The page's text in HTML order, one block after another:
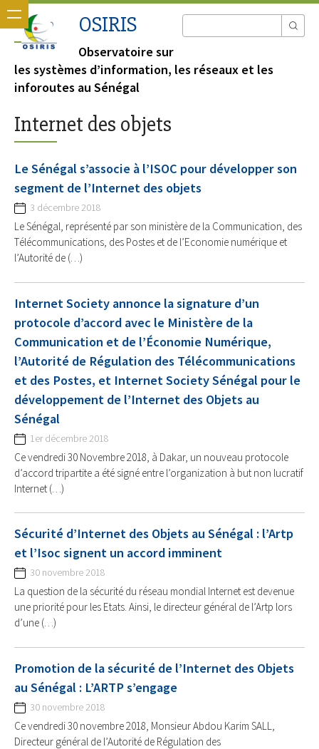
OSIRIS
Observatoire sur
les systèmes d’information, les réseaux et les
inforoutes au Sénégal
Internet des objets
Le Sénégal s’associe à l’ISOC pour développer son
segment de l’Internet des objets
3 décembre 2018
Le Sénégal, représenté par son ministère de la Communication, des
Télécommunications, des Postes et de l’Economie numérique et
l’Autorité de (…)
Internet Society annonce la signature d’un
protocole d’accord avec le Ministère de la
Communication et de l’Économie Numérique,
l’Autorité de Régulation des Télécommunications
et des Postes, et Internet Society Sénégal pour le
développement de l’Internet des Objets au
Sénégal
1er décembre 2018
Ce vendredi 30 Novembre 2018, à Dakar, un nouveau protocole
d’accord tripartite a été signé entre l’organization à but non lucratif
Internet (…)
Sécurité d’Internet des Objets au Sénégal : l’Artp
et l’Isoc signent un accord imminent
30 novembre 2018
La question de la sécurité du réseau mondial Internet est devenue
une priorité pour les Etats. Ainsi, le directeur général de l’Artp lors
d’une (…)
Promotion de la sécurité de l’Internet des Objets
au Sénégal : L’ARTP s’engage
30 novembre 2018
Ce vendredi 30 novembre 2018, Monsieur Abdou Karim SALL,
Directeur général de l’Autorité de Régulation des